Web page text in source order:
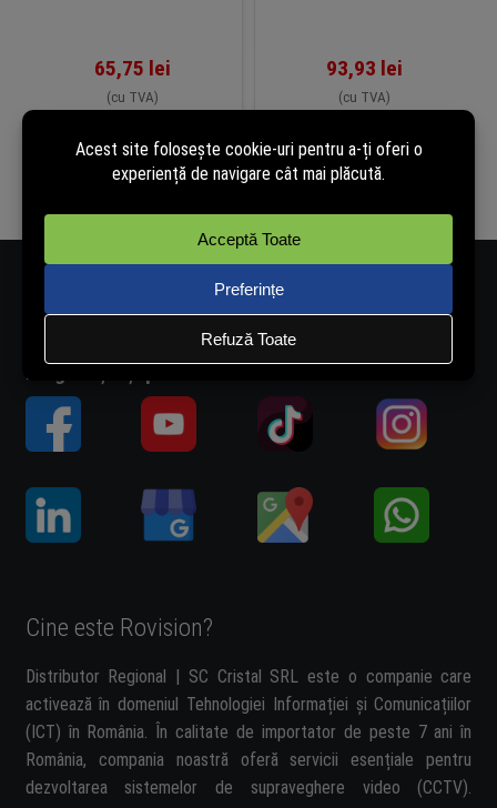
65,75 lei
(cu TVA)
comandat)
93,93 lei
(cu TVA)
comandat)
Număr de telefon - 0334.405.358
Adresă de e-mail - vanzari@rovision.ro
Ne găsești și pe:
Cine este Rovision?
Distributor Regional | SC Cristal SRL este o companie care
activează în domeniul Tehnologiei Informației și Comunicațiilor
(ICT) în România. În calitate de importator de peste 7 ani în
România, compania noastră oferă servicii esențiale pentru
dezvoltarea sistemelor de supraveghere video (CCTV).